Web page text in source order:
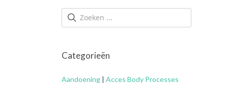
Categorieën
Aandoening | Acces Body Processes